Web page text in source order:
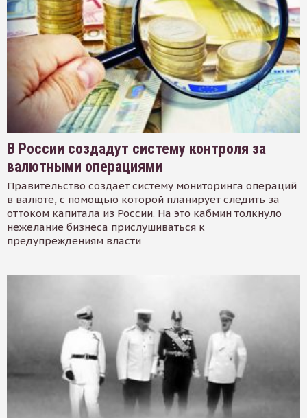
В России создадут систему контроля за
валютными операциями
Правительство создает систему мониторинга операций
в валюте, с помощью которой планирует следить за
оттоком капитала из России. На это кабмин толкнуло
нежелание бизнеса прислушиваться к
предупреждениям власти